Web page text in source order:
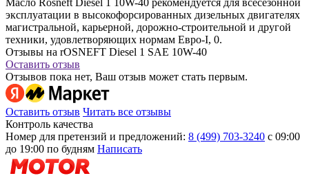
Масло Rosneft Diesel 1 10W-40 рекомендуется для всесезонной
эксплуатации в высокофорсированных дизельных двигателях
магистральной, карьерной, дорожно-строительной и другой
техники, удовлетворяющих нормам Евро-I, 0.
Отзывы на rOSNEFT Diesel 1 SAE 10W-40
Оставить отзыв
Отзывов пока нет, Ваш отзыв может стать первым.
Оставить отзыв Читать все отзывы
Контроль качества
Номер для претензий и предложений: 8 (499) 703-3240 с 09:00
до 19:00 по будням Написать